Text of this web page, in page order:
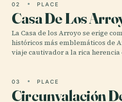
02 PLACE
Casa De Los
La Casa de los Arroyo se erige
históricos más emblemáticos de
viaje cautivador a la rica
03 PLACE
Circunvalación